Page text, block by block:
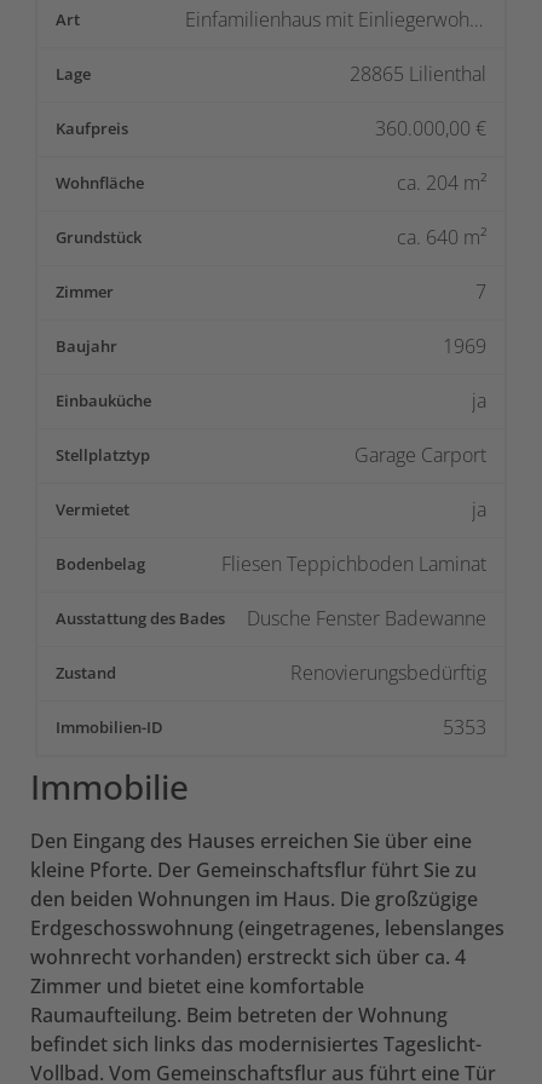
Art Einfamilienhaus mit Einliegerwohnung
Lage 28865 Lilienthal
Kaufpreis 360.000,00 €
Wohnfläche ca. 204 m²
Grundstück ca. 640 m²
Zimmer 7
Baujahr 1969
Einbauküche ja
Stellplatztyp Garage Carport
Vermietet ja
Bodenbelag Fliesen Teppichboden Laminat
Ausstattung des Bades Dusche Fenster Badewanne
Zustand Renovierungsbedürftig
Immobilien-ID 5353
Immobilie
Den Eingang des Hauses erreichen Sie über eine
kleine Pforte. Der Gemeinschaftsflur führt Sie zu
den beiden Wohnungen im Haus. Die großzügige
Erdgeschosswohnung (eingetragenes, lebenslanges
wohnrecht vorhanden) erstreckt sich über ca. 4
Zimmer und bietet eine komfortable
Raumaufteilung. Beim betreten der Wohnung
befindet sich links das modernisiertes Tageslicht-
Vollbad. Vom Gemeinschaftsflur aus führt eine Tür